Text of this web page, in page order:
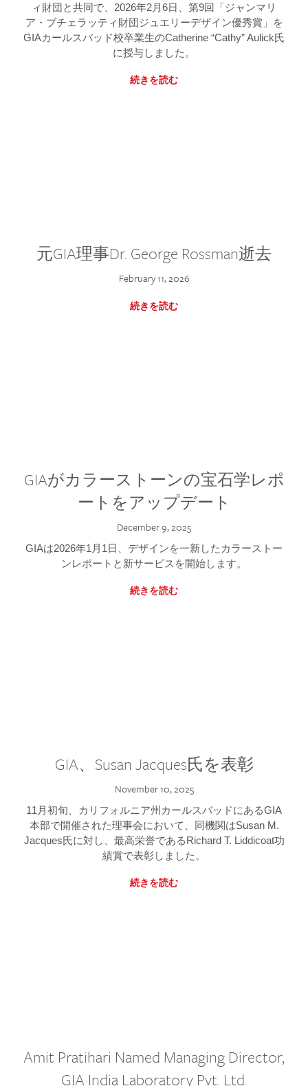
ィ財団と共同で、2026年2月6日、第9回「ジャンマリ
ア・ブチェラッティ財団ジュエリーデザイン優秀賞」を
GIAカールスバッド校卒業生のCatherine “Cathy” Aulick氏
に授与しました。
続きを読む
元GIA理事Dr. George Rossman逝去
February 11, 2026
続きを読む
GIAがカラーストーンの宝石学レポ
ートをアップデート
December 9, 2025
GIAは2026年1月1日、デザインを一新したカラーストー
ンレポートと新サービスを開始します。
続きを読む
GIA、Susan Jacques氏を表彰
November 10, 2025
11月初旬、カリフォルニア州カールスバッドにあるGIA
本部で開催された理事会において、同機関はSusan M.
Jacques氏に対し、最高栄誉であるRichard T. Liddicoat功
績賞で表彰しました。
続きを読む
Amit Pratihari Named Managing Director,
GIA India Laboratory Pvt. Ltd.